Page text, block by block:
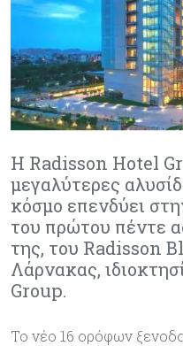
Η Radisson Hotel
μεγαλύτερες
κόσμο επενδύει
του πρώτου πέντε
της, του Radisson
Λάρνακας,
Group.
Το νέο 16 ορόφων